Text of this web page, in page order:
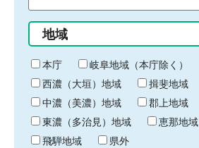
始
り
間
終
わ
り
地域
本庁
岐阜地域（本庁除く）
西濃（大垣）地域
揖斐地域
中濃（美濃）地域
郡上地域
東濃（多治見）地域
恵那地域
飛騨地域
県外